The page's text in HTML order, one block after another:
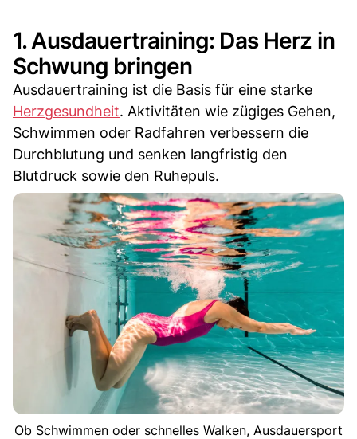
1. Ausdauertraining: Das Herz in
Schwung bringen
Ausdauertraining ist die Basis für eine starke
Herzgesundheit. Aktivitäten wie zügiges Gehen,
Schwimmen oder Radfahren verbessern die
Durchblutung und senken langfristig den
Blutdruck sowie den Ruhepuls.
Ob Schwimmen oder schnelles Walken, Ausdauersport